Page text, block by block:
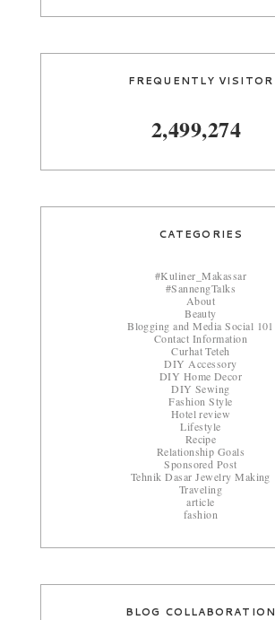
FREQUENTLY VISITOR
2,499,274
CATEGORIES
#Kuliner_Makassar
#SannengTalks
About
Beauty
Blogging and Media Social 101
Contact Information
Curhat Teteh
DIY Accessory
DIY Home Decor
DIY Sewing
Fashion Style
Hotel review
Lifestyle
Recipe
Relationship Goals
Sponsored Post
Tehnik Dasar Jewelry Making
Traveling
article
fashion
BLOG COLLABORATION